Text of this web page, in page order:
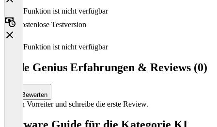
Diese Funktion ist nicht verfügbar
Kostenlose Testversion
Diese Funktion ist nicht verfügbar
Code Genius Erfahrungen & Reviews (0)
Bewerten
Sei ein Vorreiter und schreibe die erste Review.